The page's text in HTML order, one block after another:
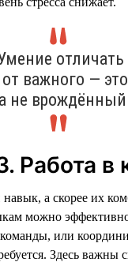
отличать
от важного —
а не врождённый
Работа в
а скорее их
можно
или
Здесь важны